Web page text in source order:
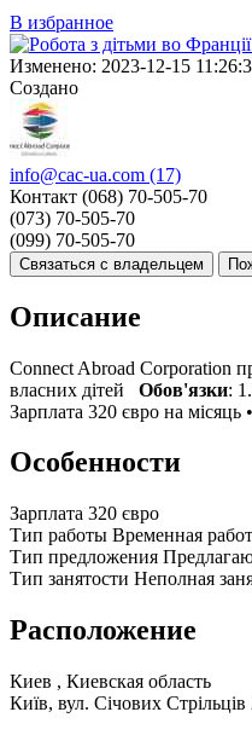
В избранное
Изменено: 2023-12-15
Создано
info@cac-ua.com (17)
Контакт (068) 70-505-70
(073) 70-505-70
(099) 70-505-70
Связаться с владельцем
Описание
Connect Abroad Corporation
власних дітей Обов'язки:
Зарплата 320 євро на
Особенности
Зарплата 320 євро
Тип работы Временная
Тип предложения
Тип занятости Неполная
Расположение
Киев , Киевская область
Київ, вул. Січових